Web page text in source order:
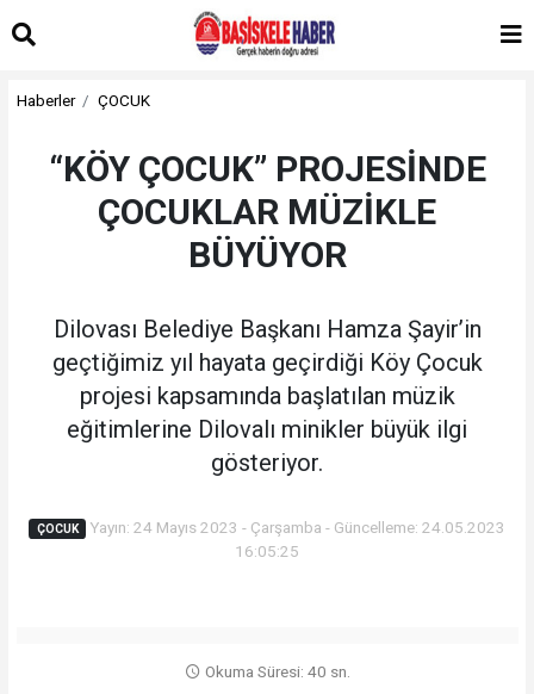
Haberler ÇOCUK
“KÖY ÇOCUK” PROJESİNDE
ÇOCUKLAR MÜZİKLE
BÜYÜYOR
Dilovası Belediye Başkanı Hamza Şayir’in
geçtiğimiz yıl hayata geçirdiği Köy Çocuk
projesi kapsamında başlatılan müzik
eğitimlerine Dilovalı minikler büyük ilgi
gösteriyor.
ÇOCUK
Yayın: 24 Mayıs 2023 - Çarşamba - Güncelleme: 24.05.2023
16:05:25
Okuma Süresi: 40 sn.